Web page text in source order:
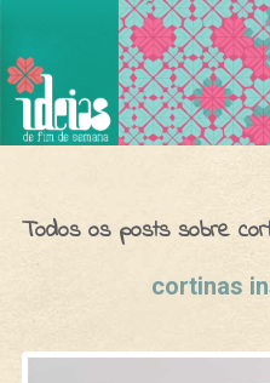
Ideias de Fim de
Todos os posts sobre
cortinas